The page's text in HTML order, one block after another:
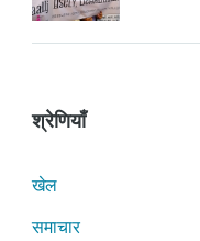
श्रेणियाँ
खेल
समाचार